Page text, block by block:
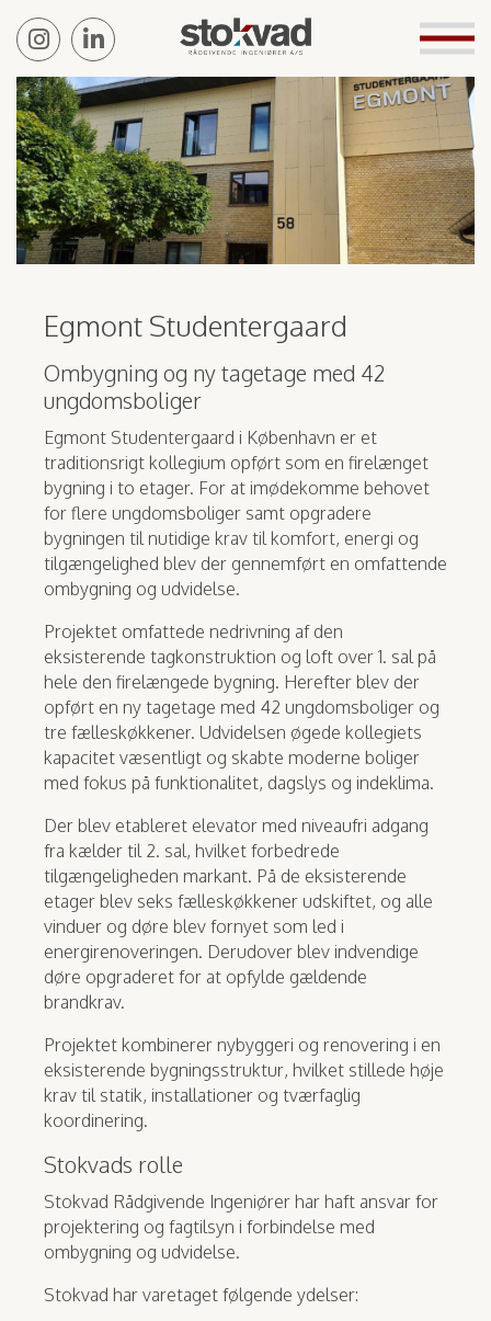
Egmont Studentergaard
Ombygning og ny tagetage med 42
ungdomsboliger
Egmont Studentergaard i København er et
traditionsrigt kollegium opført som en firelænget
bygning i to etager. For at imødekomme behovet
for flere ungdomsboliger samt opgradere
bygningen til nutidige krav til komfort, energi og
tilgængelighed blev der gennemført en omfattende
ombygning og udvidelse.
Projektet omfattede nedrivning af den
eksisterende tagkonstruktion og loft over 1. sal på
hele den firelængede bygning. Herefter blev der
opført en ny tagetage med 42 ungdomsboliger og
tre fælleskøkkener. Udvidelsen øgede kollegiets
kapacitet væsentligt og skabte moderne boliger
med fokus på funktionalitet, dagslys og indeklima.
Der blev etableret elevator med niveaufri adgang
fra kælder til 2. sal, hvilket forbedrede
tilgængeligheden markant. På de eksisterende
etager blev seks fælleskøkkener udskiftet, og alle
vinduer og døre blev fornyet som led i
energirenoveringen. Derudover blev indvendige
døre opgraderet for at opfylde gældende
brandkrav.
Projektet kombinerer nybyggeri og renovering i en
eksisterende bygningsstruktur, hvilket stillede høje
krav til statik, installationer og tværfaglig
koordinering.
Stokvads rolle
Stokvad Rådgivende Ingeniører har haft ansvar for
projektering og fagtilsyn i forbindelse med
ombygning og udvidelse.
Stokvad har varetaget følgende ydelser: